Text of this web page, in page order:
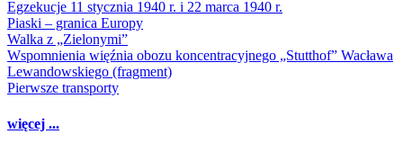
Egzekucje 11 stycznia 1940 r. i 22 marca 1940 r.
Piaski – granica Europy
Walka z „Zielonymi”
Wspomnienia więźnia obozu koncentracyjnego „Stutthof” Wacława
Lewandowskiego (fragment)
Pierwsze transporty
więcej ...